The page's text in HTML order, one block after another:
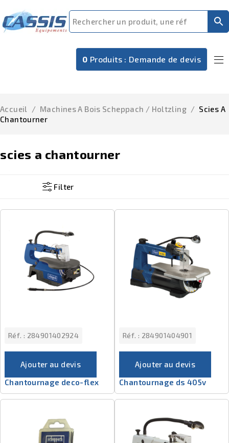
0 Produits : Demande de devis
scies a chantourner
Accueil / Machines A Bois Scheppach / Holtzling / Scies A
Chantourner
Filter
Réf. : 284901402924
Ajouter au devis
Chantournage deco-flex
Réf. : 284901404901
Ajouter au devis
Chantournage ds 405v